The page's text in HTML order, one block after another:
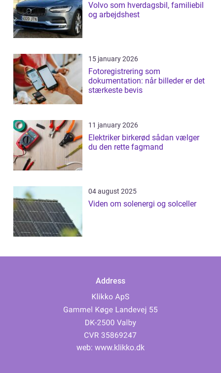
Volvo som hverdagsbil, familiebil
og arbejdshest
15 january 2026
Fotoregistrering som
dokumentation: når billeder er det
stærkeste bevis
11 january 2026
Elektriker birkerød sådan vælger
du den rette fagmand
04 august 2025
Viden om solenergi og solceller
Address
web: www.klikko.dk